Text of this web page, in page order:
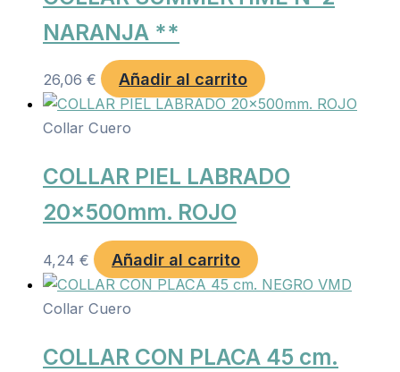
NARANJA **
26,06 € Añadir al carrito
Collar Cuero
COLLAR PIEL LABRADO
20x500mm. ROJO
4,24 € Añadir al carrito
Collar Cuero
COLLAR CON PLACA 45 cm.